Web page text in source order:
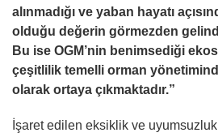
alınmadığı ve yaban hayatı
olduğu değerin görmezden
Bu ise OGM’nin benimsediği
çeşitlilik temelli orman
olarak ortaya çıkmaktadır.”
İşaret edilen eksiklik ve